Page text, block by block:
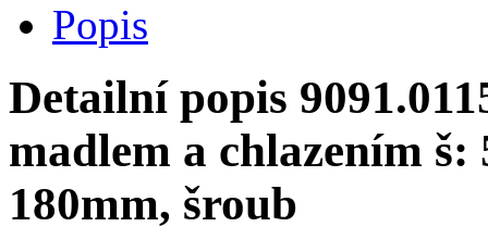
Popis
Detailní popis
madlem a chlazením
180mm, šroub